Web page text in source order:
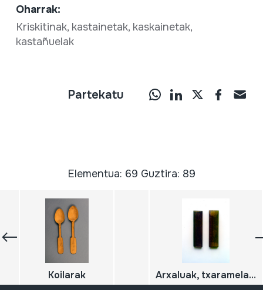
Oharrak:
Kriskitinak, kastainetak, kaskainetak,
kastañuelak
Partekatu
Elementua: 69 Guztira: 89
Koilarak Arxaluak, txaramelak, tarrañuelak